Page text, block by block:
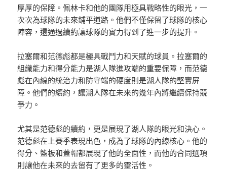
厚厚的保障。佩林卡和他的團隊用極具戰略性的眼光，一
次次為球隊的未來鋪平道路。他們不僅保留了球隊的核心
陣容，還通過續約讓球隊的實力得到了進一步的提升。
拉塞爾和范德彪都是極具戰鬥力和天賦的球員。拉塞爾的
組織能力和得分能力是湖人隊進攻端的重要保障，而范德
彪在內線的統治力和防守端的硬度則是湖人隊的堅實屏
障。他們的續約，讓湖人隊在未來的幾年內將繼續保持競
爭力。
尤其是范德彪的續約，更是展現了湖人隊的眼光和決心。
范德彪在上賽季表現出色，成為了球隊的內線核心。他的
得分、籃板和蓋帽都展現了他的全面性，而他的合同選項
則讓他在未來的去留有了更多的靈活性。